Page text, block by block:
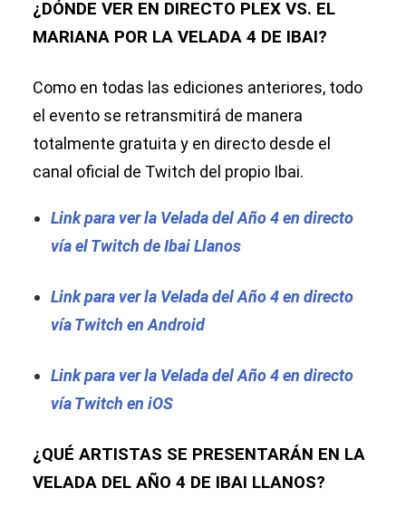
¿DÓNDE VER EN DIRECTO PLEX VS. EL
MARIANA POR LA VELADA 4 DE IBAI?
Como en todas las ediciones anteriores, todo
el evento se retransmitirá de manera
totalmente gratuita y en directo desde el
canal oficial de Twitch del propio Ibai.
Link para ver la Velada del Año 4 en directo
vía el Twitch de Ibai Llanos
Link para ver la Velada del Año 4 en directo
vía Twitch en Android
Link para ver la Velada del Año 4 en directo
vía Twitch en iOS
¿QUÉ ARTISTAS SE PRESENTARÁN EN LA
VELADA DEL AÑO 4 DE IBAI LLANOS?